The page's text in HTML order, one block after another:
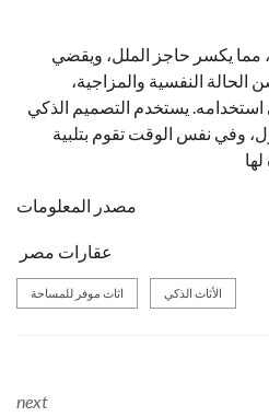
الحالة النفسية والمزاجية،
يستخدم التصميم الذكي
وفي نفس الوقت تقوم بتلبية
مصدر المعلومات
عقارات مصر
اثاث موفر للمساحة الأثاث الذكي
next